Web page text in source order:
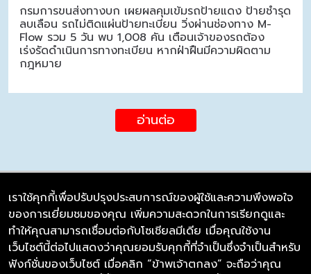
กรมการขนส่งทางบก เผยผลคุมเข้มรถป้ายแดง ป้ายชำรุด
ลบเลือน รถไม่ติดแผ่นป้ายทะเบียน วิ่งผ่านช่องทาง M-
Flow รวม 5 วัน พบ 1,008 คัน เตือนเจ้าของรถต้อง
เร่งรัดดำเนินการทางทะเบียน หากฝ่าฝืนมีความผิดตาม
กฎหมาย
อ่านต่อ
บริษัท ซิมลิงค์ จำกัด
98/226 Bangrakyai-Baanmai Road,
Bangyai, Nonthaburi 11140
เราใช้คุกกี้เพื่อปรับปรุงประสบการณ์ของผู้ใช้และความพึงพอใจ
ของการเยี่ยมชมของคุณ เพิ่มความสะดวกในการเรียกดูและ
ทำให้คุณสามารถเชื่อมต่อกับโซเชียลมีเดีย เมื่อคุณใช้งาน
เว็บไซต์นี้ต่อไปแสดงว่าคุณยอมรับคุกกี้ที่จำเป็นซึ่งจำเป็นสำหรับ
ฟังก์ชั่นของเว็บไซต์ เมื่อคลิก “ข้าพเจ้าตกลง” จะถือว่าคุณ